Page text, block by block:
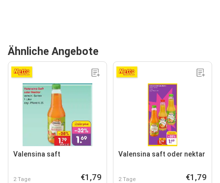
Ähnliche Angebote
Valensina saft
2 Tage €1,79
Valensina saft oder nektar
2 Tage €1,79